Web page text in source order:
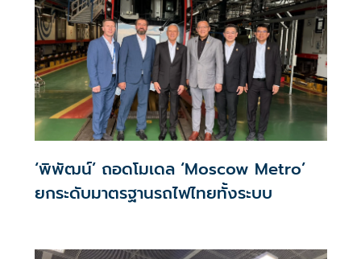
‘พิพัฒน์’ ถอดโมเดล ‘Moscow Metro’
ยกระดับมาตรฐานรถไฟไทยทั้งระบบ